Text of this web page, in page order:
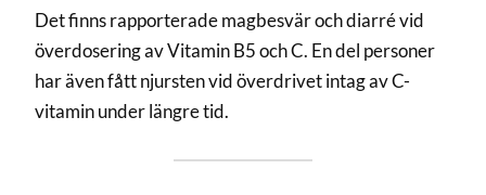
Det finns rapporterade magbesvär och diarré vid
överdosering av Vitamin B5 och C. En del personer
har även fått njursten vid överdrivet intag av C-
vitamin under längre tid.